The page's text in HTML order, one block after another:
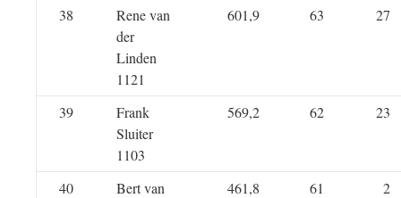
38
Rene van
der
Linden
1121
601,9 63 27
39
Frank
Sluiter
1103
569,2 62 23
40
Bert van
461,8 61 2